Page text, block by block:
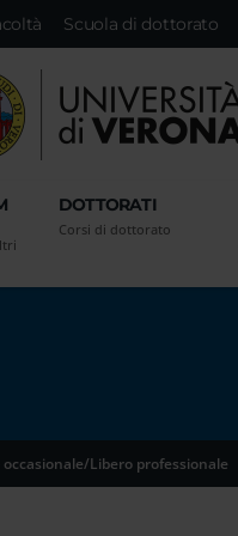
Scuola di dottorato
DOTTORATI
Corsi di dottorato
Libero professionale